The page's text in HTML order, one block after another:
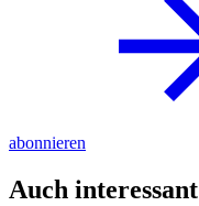
abonnieren
Auch interessant